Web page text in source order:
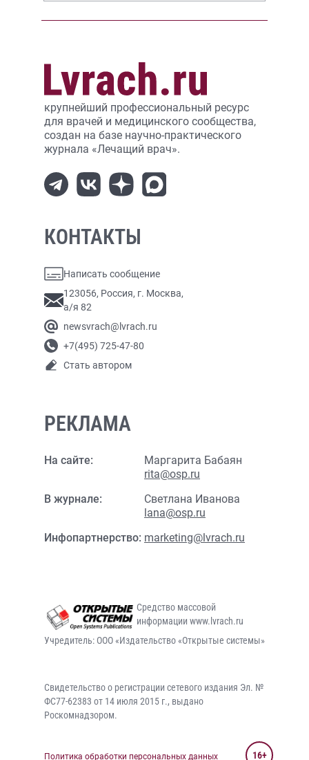
крупнейший профессиональный ресурс
для врачей и медицинского сообщества,
создан на базе научно-практического
журнала «Лечащий врач».
КОНТАКТЫ
Написать сообщение
123056, Россия, г. Москва,
а/я 82
newsvrach@lvrach.ru
+7(495) 725-47-80
Стать автором
РЕКЛАМА
На сайте:
Маргарита Бабаян
rita@osp.ru
В журнале:
Светлана Иванова
lana@osp.ru
Инфопартнерство: marketing@lvrach.ru
Средство массовой
информации www.lvrach.ru
Учредитель: ООО «Издательство «Открытые системы»
Свидетельство о регистрации сетевого издания Эл. №
ФС77-62383 от 14 июля 2015 г., выдано
Роскомнадзором.
Политика обработки персональных данных 16+